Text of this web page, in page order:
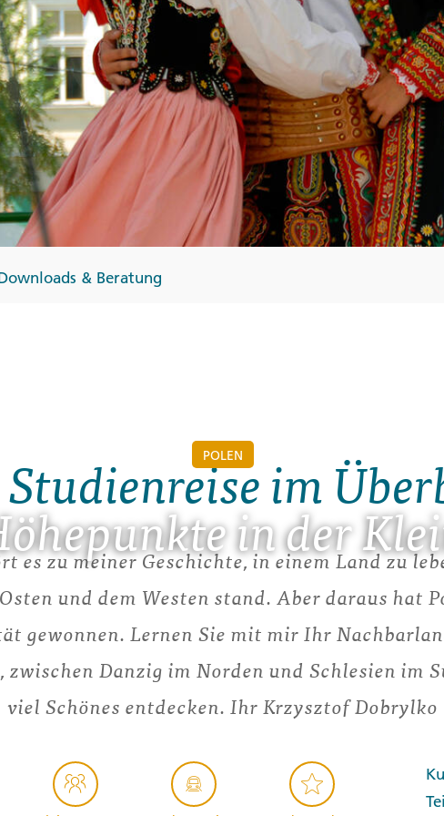
Finnland
Montenegro
→
→
→
POLEN
in der
& Beratung
im
es zu meiner Geschichte, in einem Land zu
und dem Westen stand. Aber daraus hat
gewonnen. Lernen Sie mit mir Ihr
zwischen Danzig im Norden und Schlesien im
viel Schönes entdecken. Ihr Krzysztof Dobrylko